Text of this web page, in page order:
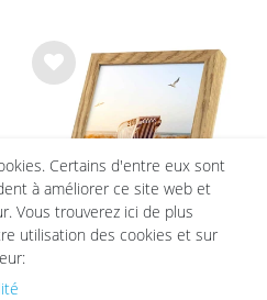
List
s
Certains d'entre eux sont
à améliorer ce site web et
Vous trouverez ici de plus
utilisation des cookies et sur